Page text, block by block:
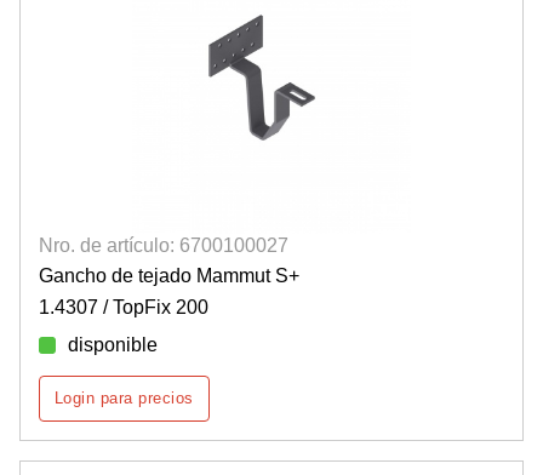
Nro. de artículo: 6700100027
Gancho de tejado Mammut S+
1.4307 / TopFix 200
disponible
Login para precios